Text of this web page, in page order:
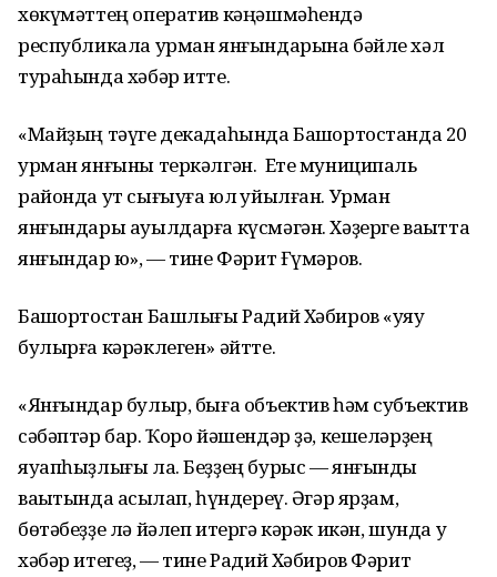
хөкүмәттең оператив кәңәшмәһендә
республикала урман янғындарына бәйле хәл
тураһында хәбәр итте.
«Майҙың тәүге декадаһында Башҡортостанда 20
урман янғыны теркәлгән. Ете муниципаль
районда ут сығыуға юл ҡуйылған. Урман
янғындары ауылдарға күсмәгән. Хәҙерге ваҡытта
янғындар юҡ», — тине Фәрит Ғүмәров.
Башҡортостан Башлығы Радий Хәбиров «уяу
булырға кәрәклеген» әйтте.
«Янғындар булыр, быға объектив һәм субъектив
сәбәптәр бар. Ҡоро йәшендәр ҙә, кешеләрҙең
яуапһыҙлығы ла. Беҙҙең бурыс — янғынды
ваҡытында асыҡлап, һүндереү. Әгәр ярҙам,
бөтәбеҙҙе лә йәлеп итергә кәрәк икән, шунда уҡ
хәбәр итегеҙ, — тине Радий Хәбиров Фәрит